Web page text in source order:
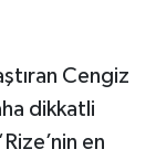
Cengiz
dikkatli
en